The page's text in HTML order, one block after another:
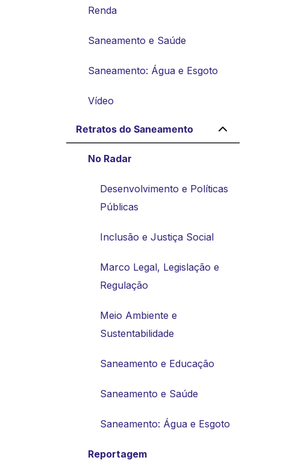
Renda
Saneamento e Saúde
Saneamento: Água e Esgoto
Vídeo
Retratos do Saneamento
No Radar
Desenvolvimento e Políticas
Públicas
Inclusão e Justiça Social
Marco Legal, Legislação e
Regulação
Meio Ambiente e
Sustentabilidade
Saneamento e Educação
Saneamento e Saúde
Saneamento: Água e Esgoto
Reportagem